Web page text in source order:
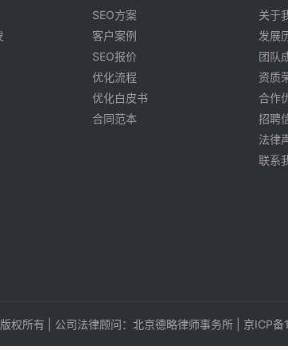
SEO方案
客户案例
SEO报价
优化流程
优化白皮书
合同范本
关于
发展
团队
资质
合作
招聘
法律
联系
所有 | 公司法律顾问：北京德略律师事务所 | 京ICP